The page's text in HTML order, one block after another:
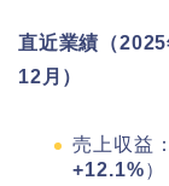
直近業績（
12月）
売上収益
+12.1%）